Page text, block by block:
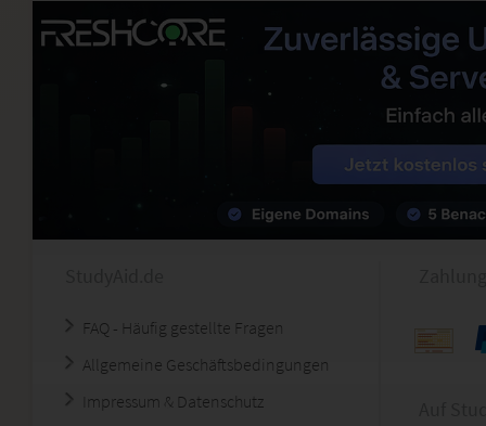
FAQ - Häufig gestellte Fragen
Allgemeine Geschäftsbedingungen
Impressum & Datenschutz